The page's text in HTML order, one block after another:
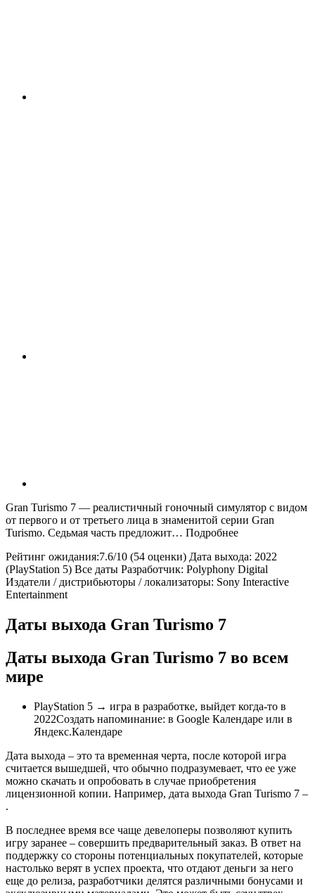
Gran Turismo 7 — реалистичный гоночный симулятор с видом
от первого и от третьего лица в знаменитой серии Gran
Turismo. Седьмая часть предложит… Подробнее
Рейтинг ожидания:7.6/10 (54 оценки) Дата выхода: 2022
(PlayStation 5) Все даты Разработчик: Polyphony Digital
Издатели / дистрибьюторы / локализаторы: Sony Interactive
Entertainment
Даты выхода Gran Turismo 7
Даты выхода Gran Turismo 7 во всем
мире
PlayStation 5 → игра в разработке, выйдет когда-то в
2022Создать напоминание: в Google Календаре или в
Яндекс.Календаре
Дата выхода – это та временная черта, после которой игра
считается вышедшей, что обычно подразумевает, что ее уже
можно скачать и опробовать в случае приобретения
лицензионной копии. Например, дата выхода Gran Turismo 7 –
.
В последнее время все чаще девелоперы позволяют купить
игру заранее – совершить предварительный заказ. В ответ на
поддержку со стороны потенциальных покупателей, которые
настолько верят в успех проекта, что отдают деньги за него
еще до релиза, разработчики делятся различными бонусами и